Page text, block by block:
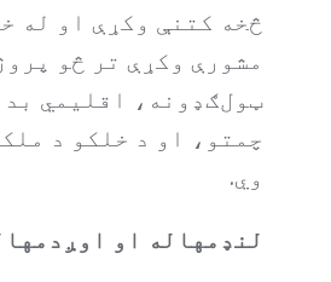
څخه کتنې وکړې او له
مشورې وکړې تر څو
ټول‌ګډونه، اقلیمي
چمتو، او د خلکو د
وي.
لنډمهاله او